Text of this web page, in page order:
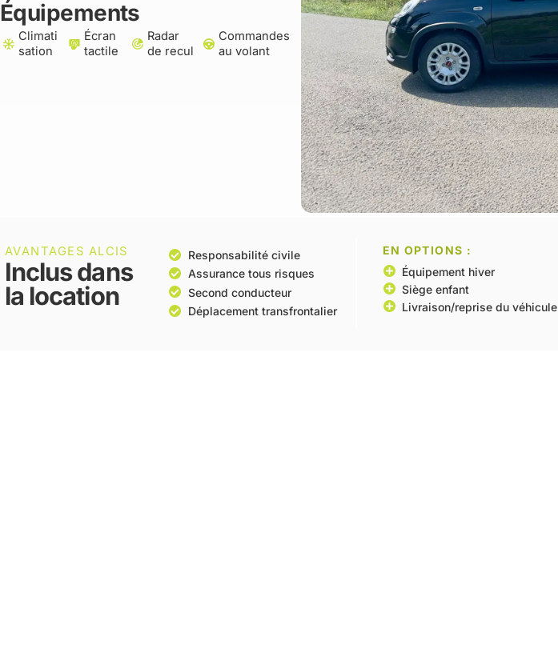
Équipements
Climati
sation
Écran
tactile
Radar
de recul
Commandes
au volant
AVANTAGES ALCIS
Inclus dans
la location
Responsabilité civile
Assurance tous risques
Second conducteur
Déplacement transfrontalier
EN OPTIONS :
Équipement hiver
Siège enfant
Livraison/reprise du véhicule